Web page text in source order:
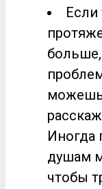
Если
больше,
можешь
Иногда
душам
чтобы